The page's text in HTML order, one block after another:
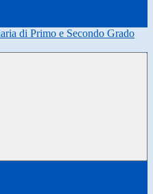
di Primo e Secondo Grado